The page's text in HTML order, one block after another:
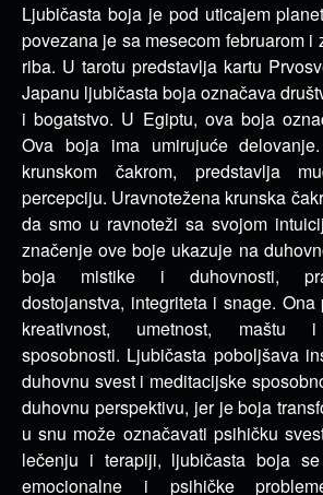
Ljubičasta boja je pod uticajem
povezana je sa mesecom februarom i
riba. U tarotu predstavlja kartu
Japanu ljubičasta boja označava
i bogatstvo. U Egiptu, ova boja
Ova boja ima umirujuće
krunskom čakrom, predstavlja
percepciju. Uravnotežena krunska
da smo u ravnoteži sa svojom
značenje ove boje ukazuje na
boja mistike i duhovnosti,
dostojanstva, integriteta i snage. Ona
kreativnost, umetnost, maštu i
sposobnosti. Ljubičasta poboljšava
duhovnu svest i meditacijske
duhovnu perspektivu, jer je boja
u snu može označavati psihičku
lečenju i terapiji, ljubičasta boja
emocionalne i psihičke